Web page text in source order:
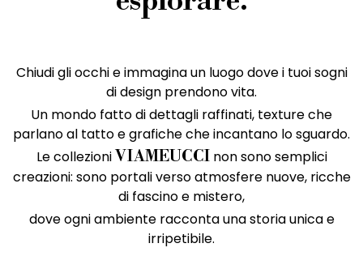
Chiudi gli occhi e immagina un luogo dove i tuoi sogni
di design prendono vita.
Un mondo fatto di dettagli raffinati, texture che
parlano al tatto e grafiche che incantano lo sguardo.
Le collezioni VIAMEUCCInon sono semplici
creazioni: sono portali verso atmosfere nuove, ricche
di fascino e mistero,
dove ogni ambiente racconta una storia unica e
irripetibile.